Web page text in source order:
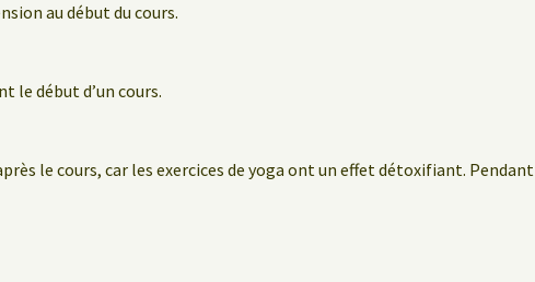
au début du cours.
le début d’un cours.
le cours, car les exercices de yoga ont un effet détoxifiant. Pendant